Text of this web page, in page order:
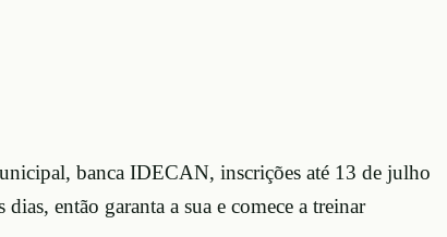
banca IDECAN, inscrições até 13 de julho
então garanta a sua e comece a treinar